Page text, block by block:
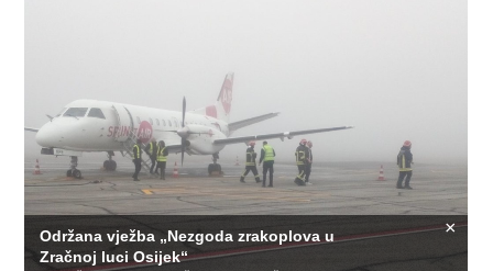
Održana vježba „Nezgoda zrakoplova u
Zračnoj luci Osijek“
×